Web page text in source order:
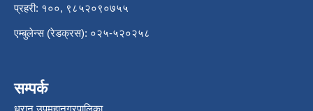
प्रहरी: १००, ९८५२०९०७५५
एम्बुलेन्स (रेडक्रस): ०२५-५२०२५८
सम्पर्क